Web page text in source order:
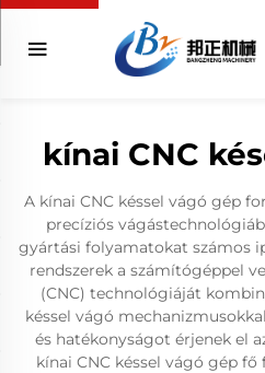
kínai CNC
A kínai CNC késsel vágó gép
precíziós
gyártási folyamatokat számos
rendszerek a számítógéppel
(CNC) technológiáját
késsel vágó
és hatékonyságot érjenek el
kínai CNC késsel vágó gép